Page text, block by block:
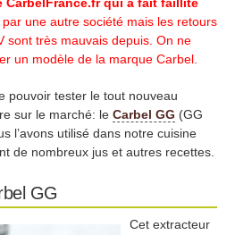
par une autre société mais les retours
sont très mauvais depuis. On ne
un modèle de la marque Carbel.
pouvoir tester le tout nouveau
sur le marché: le Carbel GG (GG
l’avons utilisé dans notre cuisine
de nombreux jus et autres recettes.
GG
Cet extracteur